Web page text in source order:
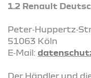
1.2 Renault
51063 Köln
E‑Mail:
Der Händler und